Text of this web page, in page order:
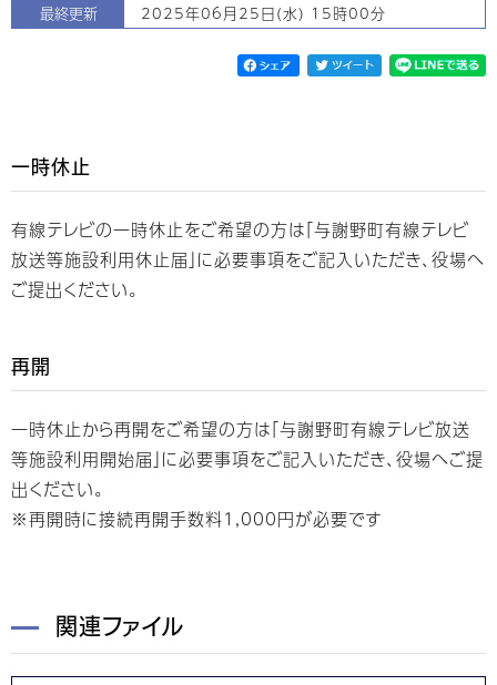
最終更新 2025年06月25日(水) 15時00分
一時休止
有線テレビの一時休止をご希望の方は「与謝野町有線テレビ
放送等施設利用休止届」に必要事項をご記入いただき、役場へ
ご提出ください。
再開
一時休止から再開をご希望の方は「与謝野町有線テレビ放送
等施設利用開始届」に必要事項をご記入いただき、役場へご提
出ください。
※再開時に接続再開手数料1,000円が必要です
関連ファイル